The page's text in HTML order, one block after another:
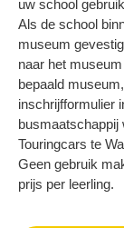
uw school
Als de school
museum
naar het
bepaald
inschrijf­formulier
Touringcars te
Geen gebruik
prijs per leerling.